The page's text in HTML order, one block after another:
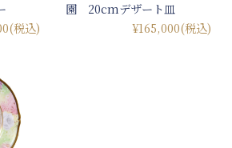
(税込)
園 20cmデザート皿
¥165,000(税込)